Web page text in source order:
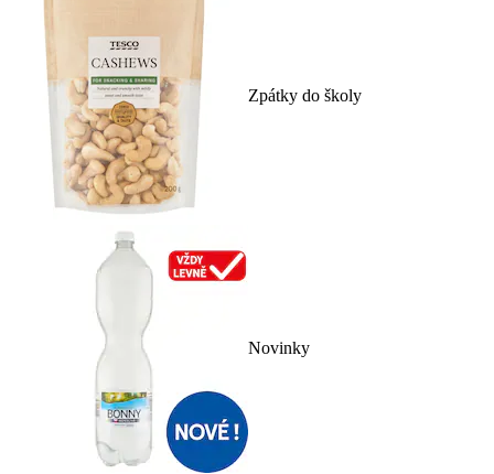
Zpátky do školy
Novinky